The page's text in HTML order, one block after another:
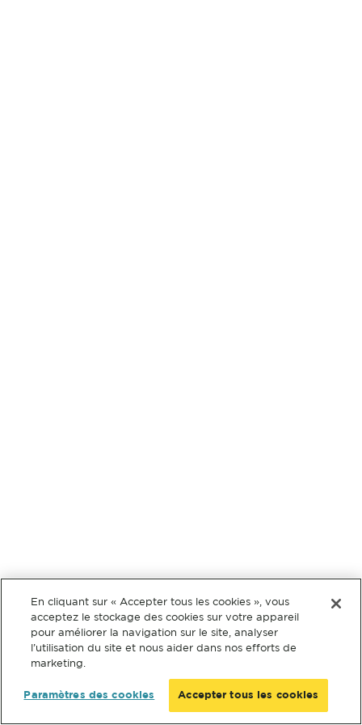
En cliquant sur « Accepter tous les cookies », vous
acceptez le stockage des cookies sur votre appareil
pour améliorer la navigation sur le site, analyser
l’utilisation du site et nous aider dans nos efforts de
marketing.
Paramètres des cookies Accepter tous les cookies